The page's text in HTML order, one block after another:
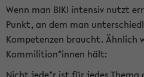
Wenn man BIKI intensiv nutzt
Punkt, an dem man
Kompetenzen braucht. Ähnlich
Kommilition*innen hält: